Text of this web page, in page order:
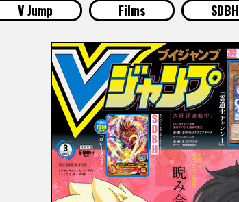
V Jump Films SDBH